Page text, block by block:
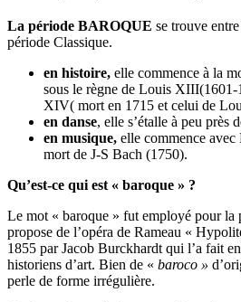
La période BAROQUE se trouve
période Classique.
en histoire, elle commence à la
sous le règne de Louis
XIV( mort en 1715 et celui de
en danse, elle s’étalle à peu près
en musique, elle commence
mort de J-S Bach (1750).
Qu’est-ce qui est « baroque » ?
Le mot « baroque » fut employé pour la
propose de l’opéra de Rameau «
1855 par Jacob Burckhardt qui l’a fait
historiens d’art. Bien de « baroco »
perle de forme irrégulière.